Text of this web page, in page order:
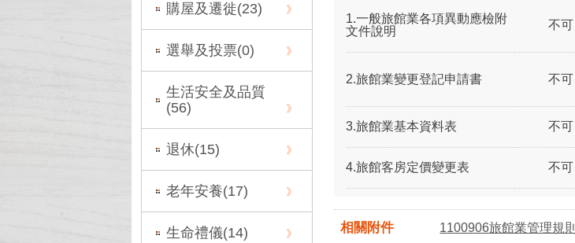
購屋及遷徙(23)
選舉及投票(0)
生活安全及品質
(56)
退休(15)
老年安養(17)
生命禮儀(14)
1.一般旅館業各項異動應檢附
文件說明
不可
2.旅館業變更登記申請書 不可
3.旅館業基本資料表 不可
4.旅館客房定價變更表 不可
相關附件 1100906旅館業管理規則